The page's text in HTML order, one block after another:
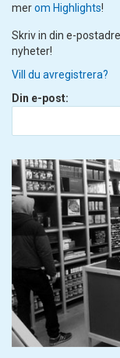
merom Highlights!
Skriv in din e-
nyheter!
Vill du avregistrera?
Din e-post: